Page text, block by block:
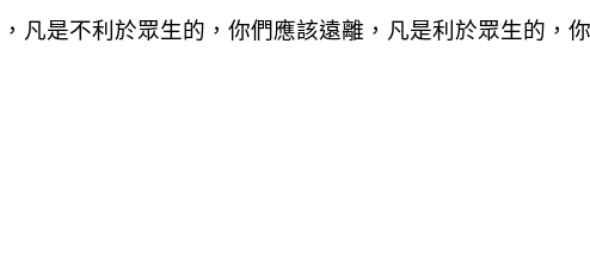
凡是不利於眾生的，你們應該遠離，凡是利於眾生的，